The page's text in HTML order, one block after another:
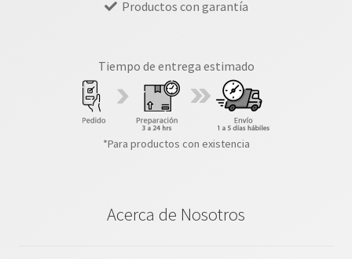
Productos con garantía
Tiempo de entrega estimado
*Para productos con existencia
Acerca de Nosotros